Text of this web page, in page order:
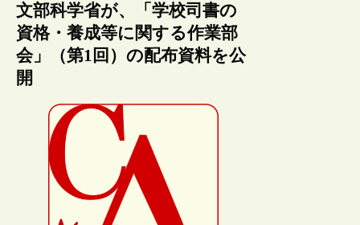
文部科学省が、「学校司書の
資格・養成等に関する作業部
会」（第1回）の配布資料を公
開